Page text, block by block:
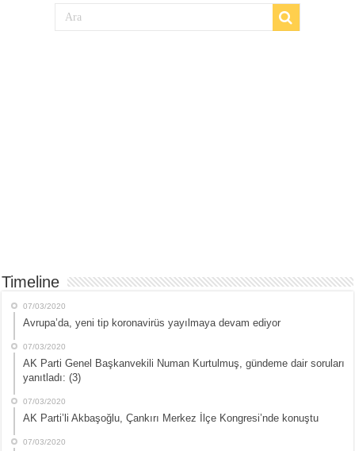
Timeline
07/03/2020
Avrupa’da, yeni tip koronavirüs yayılmaya devam ediyor
07/03/2020
AK Parti Genel Başkanvekili Numan Kurtulmuş, gündeme dair soruları
yanıtladı: (3)
07/03/2020
AK Parti’li Akbaşoğlu, Çankırı Merkez İlçe Kongresi’nde konuştu
07/03/2020